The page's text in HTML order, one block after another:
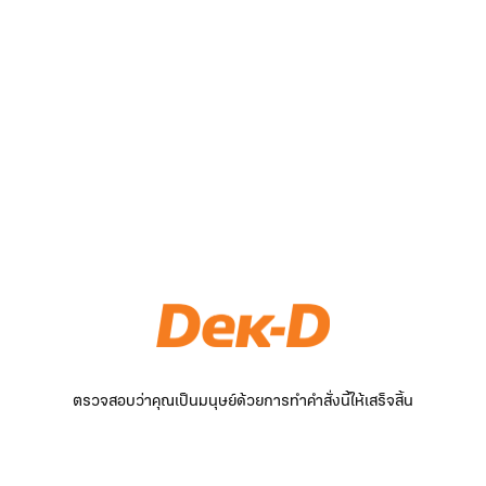
ตรวจสอบว่าคุณเป็นมนุษย์ด้วยการทำคำสั่งนี้ให้เสร็จสิ้น